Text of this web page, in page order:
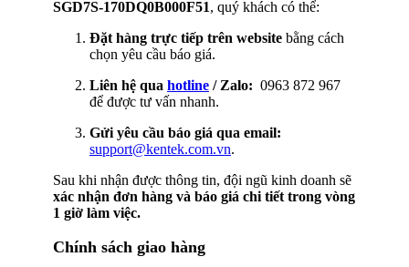
SGD7S-170DQ0B000F51, quý khách có thể:
Đặt hàng trực tiếp trên website bằng cách
chọn yêu cầu báo giá.
Liên hệ qua hotline / Zalo: 0963 872 967
để được tư vấn nhanh.
Gửi yêu cầu báo giá qua email:
support@kentek.com.vn.
Sau khi nhận được thông tin, đội ngũ kinh doanh sẽ
xác nhận đơn hàng và báo giá chi tiết trong vòng
1 giờ làm việc.
Chính sách giao hàng